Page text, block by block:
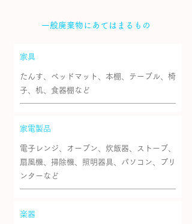
一般廃棄物にあてはまるもの
家具
たんす、ベッドマット、本棚、テーブル、椅
子、机、食器棚など
家電製品
電子レンジ、オーブン、炊飯器、ストーブ、
扇風機、掃除機、 照明器具、パソコン、プリ
ンターなど
楽器